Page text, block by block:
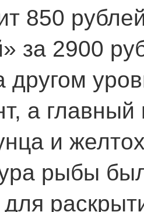
850
за 2900
другом
а
и
рыбы